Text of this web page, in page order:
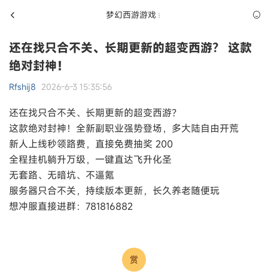
梦幻西游游戏
还在找只合不关、长期更新的超变西游？ 这款
绝对封神！
Rfshij8 2026-6-3 15:35:56
还在找只合不关、长期更新的超变西游？
这款绝对封神！全新副职业强势登场，多大陆自由开荒
新人上线秒领路费，直接免费抽奖 200
全程挂机躺升万级，一键直达飞升化圣
无套路、无暗坑、不逼氪
服务器只合不关，持续版本更新，长久养老随便玩
想冲服直接进群：781816882